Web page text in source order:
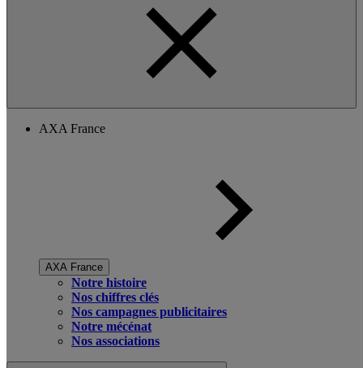
AXA France
AXA France
Notre histoire
Nos chiffres clés
Nos campagnes publicitaires
Notre mécénat
Nos associations